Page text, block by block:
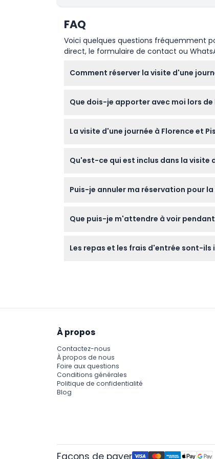
FAQ
Voici quelques questions fréquemment
direct, le formulaire de contact ou
Comment réserver la visite d'une
et en vérifiant la disponibilité.
Que dois-je apporter avec moi lors de
les magnifiques vues tout au long de la
La visite d'une journée à Florence et
plein. Notez que cette visite n'est pas
Qu'est-ce qui est inclus dans la visite
couvre également une visite guidée à
Puis-je annuler ma réservation pour
Que puis-je m'attendre à voir pendant
Florence tels que la Cathédrale Santa
Les repas et les frais d'entrée sont-ils
À propos
Contactez-nous
À propos de nous
Foire aux questions
Conditions générales
Politique de confidentialité
Blog
Façons de payer